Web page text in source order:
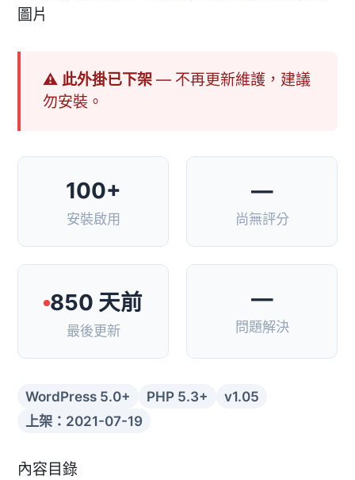
⚠ 此外掛已下架— 不再更新維護，建議
勿安裝。
100+
安裝啟用
—
尚無評分
850 天前
最後更新
—
問題解決
WordPress 5.0+ PHP 5.3+
v1.05
上架：2021-07-19
內容目錄